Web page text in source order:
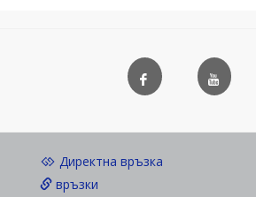
Директна връзка
връзки